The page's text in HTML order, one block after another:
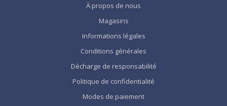
À propos de nous
Magasins
Informations légales
Conditions générales
Décharge de responsabilité
Politique de confidentialité
Modes de paiement